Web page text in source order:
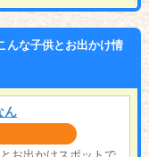
んな子供とお出かけ情
ん